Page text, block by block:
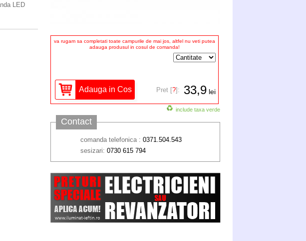
LED
va rugam sa completati toate campurile de mai jos, altfel nu veti putea
adauga produsul in cosul de comanda!
Pret [?]: 33,9 lei
include taxa verde
Contact
comanda telefonica : 0371.504.543
sesizari: 0730 615 794